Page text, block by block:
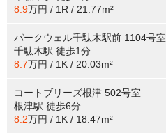
8.9万円 / 1R / 21.77m²
パークウェル千駄木駅前 1104号室
千駄木駅 徒歩1分
8.7万円 / 1K / 20.03m²
コートブリーズ根津 502号室
根津駅 徒歩6分
8.2万円 / 1K / 18.47m²